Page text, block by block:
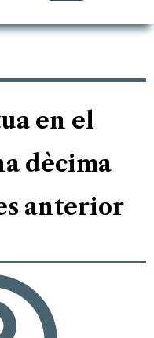
en el
dècima
anterior